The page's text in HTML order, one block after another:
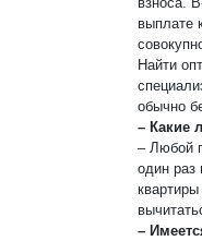
выплате
Найти
обычно
– Какие
– Любой
один раз
–